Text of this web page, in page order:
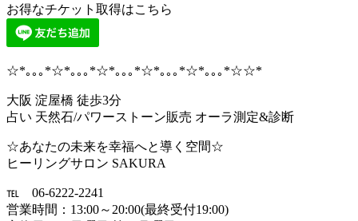
お得なチケット取得はこちら
☆*｡｡｡*☆*｡｡｡*☆*｡｡｡*☆*｡｡｡*☆*｡｡｡*☆☆*
大阪 淀屋橋 徒歩3分
占い 天然石/パワーストーン販売 オーラ測定&診断
☆あなたの未来を幸福へと導く空間☆
ヒーリングサロン SAKURA
℡ 06-6222-2241
営業時間：13:00～20:00(最終受付19:00)